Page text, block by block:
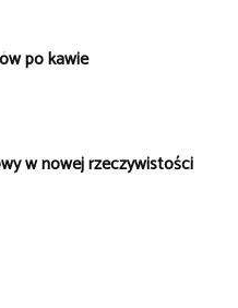
po kawie
w nowej rzeczywistości